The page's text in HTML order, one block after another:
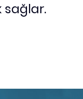
sağlar.